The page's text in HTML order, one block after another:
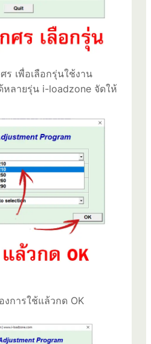
ร เพื่อเลือกรุ่นใช้งาน
หลายรุ่น i-loadzone จัดให้
การใช้แล้วกด OK